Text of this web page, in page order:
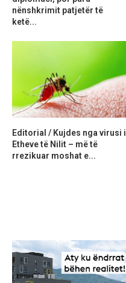
nënshkrimit patjetër të
ketë...
Editorial / Kujdes nga virusi i
Etheve të Nilit – më të
rrezikuar moshat e...